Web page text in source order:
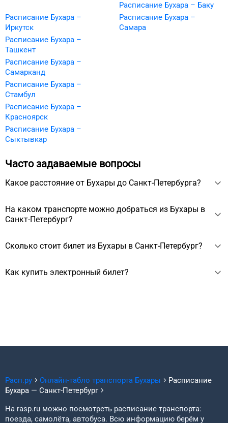
Расписание Бухара – Баку
Расписание Бухара –
Иркутск
Расписание Бухара –
Ташкент
Расписание Бухара –
Самарканд
Расписание Бухара –
Стамбул
Расписание Бухара –
Красноярск
Расписание Бухара –
Сыктывкар
Расписание Бухара –
Самара
Часто задаваемые вопросы
Какое расстояние от Бухары до Санкт-Петербурга?
3253 км.
На каком транспорте можно добраться из Бухары в
Санкт-Петербург?
самолёте за 5 ч 10 мин.
Сколько стоит билет из Бухары в Санкт-Петербург?
от 15514 ₽, зависит от выбранного транспорта, сезона,
Как купить электронный билет?
Расп.ру Онлайн-табло транспорта Бухары
Расписание
Бухара — Санкт-Петербург
На rasp.ru можно посмотреть расписание транспорта:
поезда, самолёта, автобуса. Всю информацию берём у